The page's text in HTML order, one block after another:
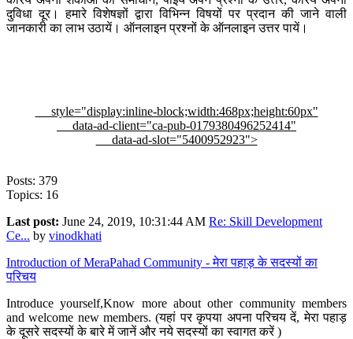
दुविधा दूर। हमारे विशेषज्ञों द्वारा विभिन्न विषयों पर प्रदान की जाने वाली
जानकारी का लाभ उठायें। ऑनलाइन प्रश्नों के ऑनलाइन उत्तर पायें।
style="display:inline-block;width:468px;height:60px"
data-ad-client="ca-pub-0179380496252414"
data-ad-slot="5400952923">
Posts: 379
Topics: 16
Last post: June 24, 2019, 10:31:44 AM Re: Skill Development
Ce... by vinodkhati
Introduction of MeraPahad Community - मेरा पहाड़ के सदस्यों का
परिचय
Introduce yourself,Know more about other community members
and welcome new members. (यहां पर कृपया अपना परिचय दें, मेरा पहाड़
के दूसरे सदस्यों के बारे में जानें और नये सदस्यों का स्वागत करें )